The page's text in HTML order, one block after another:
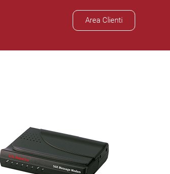
Area Clienti